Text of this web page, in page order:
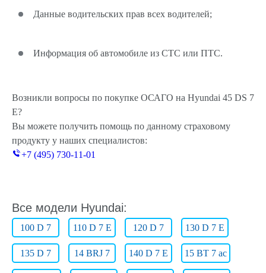
Данные водительских прав всех водителей;
Информация об автомобиле из СТС или ПТС.
Возникли вопросы по покупке ОСАГО на Hyundai 45 DS 7
E?
Вы можете получить помощь по данному страховому
продукту у наших специалистов:
+7 (495) 730-11-01
Все модели Hyundai:
100 D 7 110 D 7 E 120 D 7 130 D 7 E
135 D 7 14 BRJ 7 140 D 7 E 15 BT 7 ac